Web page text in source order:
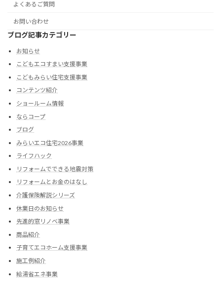
よくあるご質問
お問い合わせ
ブログ記事カテゴリー
お知らせ
こどもエコすまい支援事業
こどもみらい住宅支援事業
コンテンツ紹介
ショールーム情報
ならコープ
ブログ
みらいエコ住宅2026事業
ライフハック
リフォームでできる地震対策
リフォームとお金のはなし
介護保険解説シリーズ
休業日のお知らせ
先進的窓リノベ事業
商品紹介
子育てエコホーム支援事業
施工例紹介
給湯省エネ事業